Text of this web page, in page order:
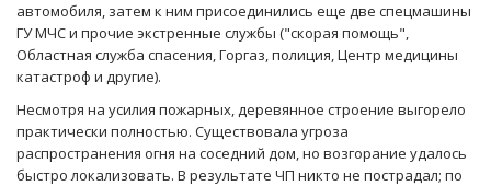
автомобиля, затем к ним присоединились еще две спецмашины
ГУ МЧС и прочие экстренные службы ("скорая помощь",
Областная служба спасения, Горгаз, полиция, Центр медицины
катастроф и другие).
Несмотря на усилия пожарных, деревянное строение выгорело
практически полностью. Существовала угроза
распространения огня на соседний дом, но возгорание удалось
быстро локализовать. В результате ЧП никто не пострадал; по